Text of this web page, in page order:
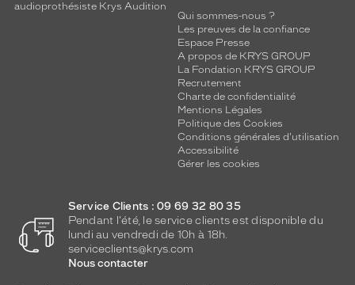
audioprothésiste Krys Audition
Qui sommes-nous ?
Les preuves de la confiance
Espace Presse
A propos de KRYS GROUP
La Fondation KRYS GROUP
Recrutement
Charte de confidentialité
Mentions Légales
Politique des Cookies
Conditions générales d'utilisation
Accessibilité
Gérer les cookies
Service Clients : 09 69 32 80 35
Pendant l'été, le service clients est disponible du
lundi au vendredi de 10h à 18h.
serviceclients@krys.com
Nous contacter